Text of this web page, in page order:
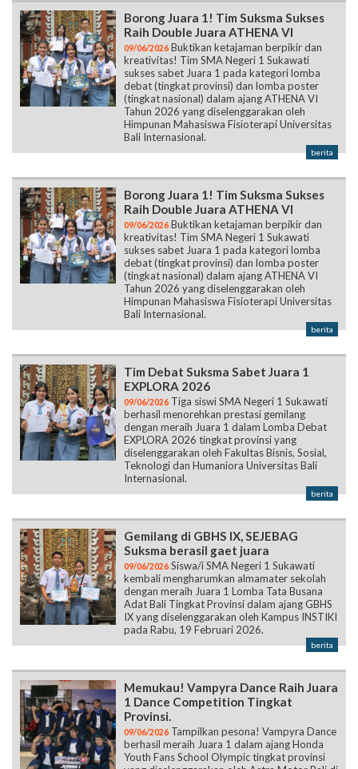
Borong Juara 1! Tim Suksma Sukses
Raih Double Juara ATHENA VI
09/06/2026 Buktikan ketajaman berpikir dan
kreativitas! Tim SMA Negeri 1 Sukawati
sukses sabet Juara 1 pada kategori lomba
debat (tingkat provinsi) dan lomba poster
(tingkat nasional) dalam ajang ATHENA VI
Tahun 2026 yang diselenggarakan oleh
Himpunan Mahasiswa Fisioterapi Universitas
Bali Internasional.
berita
Borong Juara 1! Tim Suksma Sukses
Raih Double Juara ATHENA VI
09/06/2026 Buktikan ketajaman berpikir dan
kreativitas! Tim SMA Negeri 1 Sukawati
sukses sabet Juara 1 pada kategori lomba
debat (tingkat provinsi) dan lomba poster
(tingkat nasional) dalam ajang ATHENA VI
Tahun 2026 yang diselenggarakan oleh
Himpunan Mahasiswa Fisioterapi Universitas
Bali Internasional.
berita
Tim Debat Suksma Sabet Juara 1
EXPLORA 2026
09/06/2026 Tiga siswi SMA Negeri 1 Sukawati
berhasil menorehkan prestasi gemilang
dengan meraih Juara 1 dalam Lomba Debat
EXPLORA 2026 tingkat provinsi yang
diselenggarakan oleh Fakultas Bisnis, Sosial,
Teknologi dan Humaniora Universitas Bali
Internasional.
berita
Gemilang di GBHS IX, SEJEBAG
Suksma berasil gaet juara
09/06/2026 Siswa/i SMA Negeri 1 Sukawati
kembali mengharumkan almamater sekolah
dengan meraih Juara 1 Lomba Tata Busana
Adat Bali Tingkat Provinsi dalam ajang GBHS
IX yang diselenggarakan oleh Kampus INSTIKI
pada Rabu, 19 Februari 2026.
berita
Memukau! Vampyra Dance Raih Juara
1 Dance Competition Tingkat
Provinsi.
09/06/2026 Tampilkan pesona! Vampyra Dance
berhasil meraih Juara 1 dalam ajang Honda
Youth Fans School Olympic tingkat provinsi